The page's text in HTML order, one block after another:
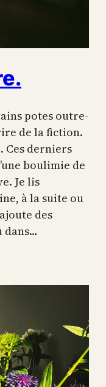
potes outre-
de la fiction.
Ces derniers
boulimie de
Je lis
à la suite ou
des
dans…